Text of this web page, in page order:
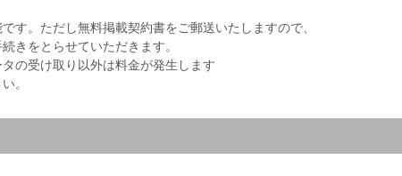
す。ただし無料掲載契約書をご郵送いたしますので、
きをとらせていただきます。
の受け取り以外は料金が発生します
。